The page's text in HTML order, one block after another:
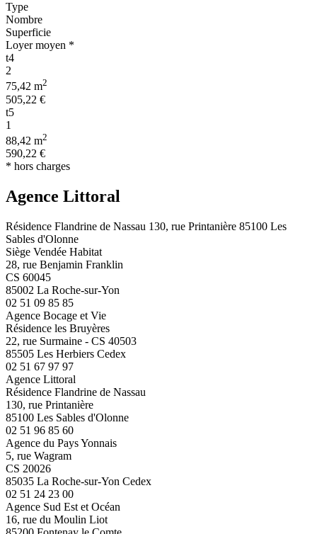
Type
Nombre
Superficie
Loyer moyen *
t4
2
75,42 m2
505,22 €
t5
1
88,42 m2
590,22 €
* hors charges
Agence Littoral
Résidence Flandrine de Nassau 130, rue Printanière 85100 Les
Sables d'Olonne
Siège Vendée Habitat
28, rue Benjamin Franklin
CS 60045
85002 La Roche-sur-Yon
02 51 09 85 85
Agence Bocage et Vie
Résidence les Bruyères
22, rue Surmaine - CS 40503
85505 Les Herbiers Cedex
02 51 67 97 97
Agence Littoral
Résidence Flandrine de Nassau
130, rue Printanière
85100 Les Sables d'Olonne
02 51 96 85 60
Agence du Pays Yonnais
5, rue Wagram
CS 20026
85035 La Roche-sur-Yon Cedex
02 51 24 23 00
Agence Sud Est et Océan
16, rue du Moulin Liot